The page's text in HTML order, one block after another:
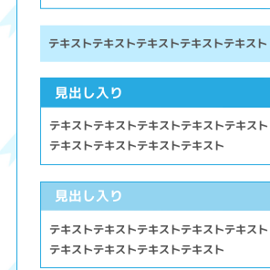
テキストテキストテキストテキストテキスト
見出し入り
テキストテキストテキストテキストテキスト
テキストテキストテキストテキスト
見出し入り
テキストテキストテキストテキストテキスト
テキストテキストテキストテキスト